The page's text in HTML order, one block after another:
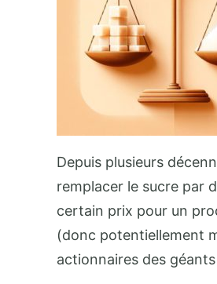
Depuis plusieurs
remplacer le sucre par
certain prix pour un
(donc potentiellement
actionnaires des